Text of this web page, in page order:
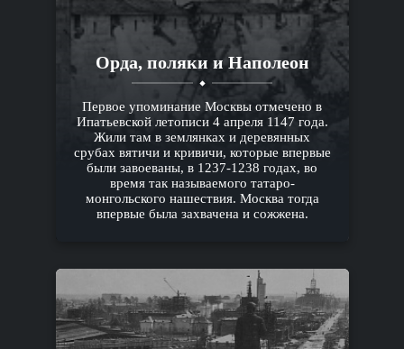
Орда, поляки и Наполеон
Первое упоминание Москвы отмечено в
Ипатьевской летописи 4 апреля 1147 года.
Жили там в землянках и деревянных
срубах вятичи и кривичи, которые впервые
были завоеваны, в 1237-1238 годах, во
время так называемого татаро-
монгольского нашествия. Москва тогда
впервые была захвачена и сожжена.